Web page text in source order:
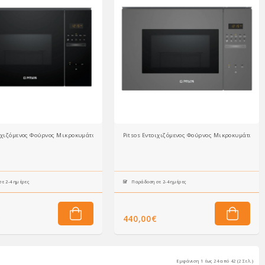
Φούρνος Μικροκυμάτων PG30W75X2 (25lt)
2-4 ημέρες
Pitsos Εντοιχιζόμενος Φούρνος Μικροκυμάτων
Παράδοση σε 2-4 ημέρες
440,00€
Εμφάνιση 1 έως 24 από 42 (2 Σελ.)